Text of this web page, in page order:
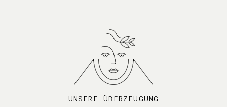
UNSERE ÜBERZEUGUNG